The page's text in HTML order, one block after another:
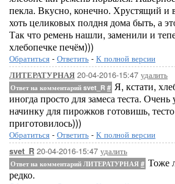
пекла. Вкусно, конечно. Хрустящий и
хоть целиковых полдня дома быть, а
Так что ремень нашли, заменили и
хлебопечке печём)))
Обратиться - Ответить - К полной версии
ЛИТЕРАТУРНАЯ 20-04-2016-15:47 удалить
Ответ на комментарий svet_R # Я, кстати,
иногда просто для замеса теста.
начинку для пирожков готовишь,
приготовилось)))
Обратиться - Ответить - К полной версии
svet_R 20-04-2016-15:47 удалить
Ответ на комментарий ЛИТЕРАТУРНАЯ # Тоже
редко.